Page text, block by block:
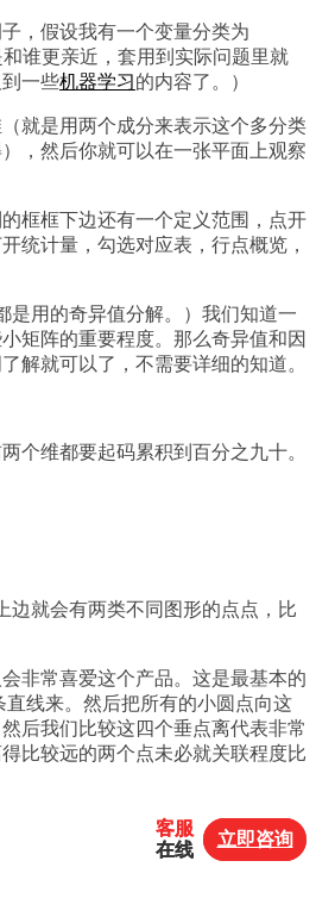
，假设我有一个变量分类为
谁更亲近，套用到实际问题里就
一些机器学习的内容了。）
就是用两个成分来表示这个多分类
，然后你就可以在一张平面上观察
框框下边还有一个定义范围，点开
统计量，勾选对应表，行点概览，
是用的奇异值分解。）我们知道一
矩阵的重要程度。那么奇异值和因
解就可以了，不需要详细的知道。
个维都要起码累积到百分之九十。
边就会有两类不同图形的点点，比
非常喜爱这个产品。这是最基本的
线来。然后把所有的小圆点向这
后我们比较这四个垂点离代表非常
比较远的两个点未必就关联程度比
客服
在线
立即咨询
客服
在线
立即咨询